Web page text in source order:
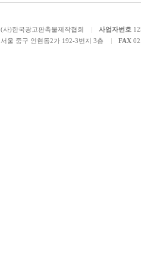
(사)한국광고판촉물제작협회 사업자번호
서울 중구 인현동2가 192-3번지 3층 FAX